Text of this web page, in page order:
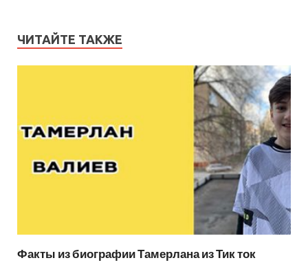
ЧИТАЙТЕ ТАКЖЕ
Факты из биографии Тамерлана из Тик ток